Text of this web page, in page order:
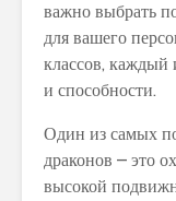
важно выбрать
для вашего
классов, каждый
и способности.
Один из самых
драконов – это
высокой